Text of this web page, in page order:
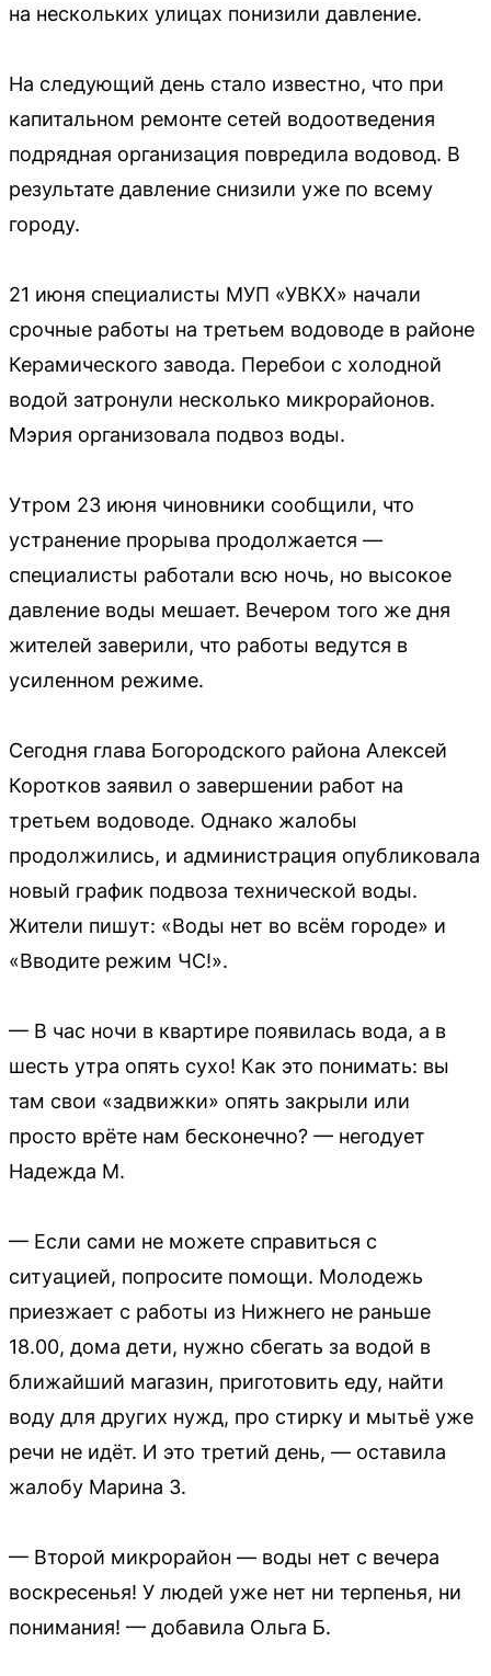
на нескольких улицах понизили давление.
На следующий день стало известно, что при
капитальном ремонте сетей водоотведения
подрядная организация повредила водовод. В
результате давление снизили уже по всему
городу.
21 июня специалисты МУП «УВКХ» начали
срочные работы на третьем водоводе в районе
Керамического завода. Перебои с холодной
водой затронули несколько микрорайонов.
Мэрия организовала подвоз воды.
Утром 23 июня чиновники сообщили, что
устранение прорыва продолжается —
специалисты работали всю ночь, но высокое
давление воды мешает. Вечером того же дня
жителей заверили, что работы ведутся в
усиленном режиме.
Сегодня глава Богородского района Алексей
Коротков заявил о завершении работ на
третьем водоводе. Однако жалобы
продолжились, и администрация опубликовала
новый график подвоза технической воды.
Жители пишут: «Воды нет во всём городе» и
«Вводите режим ЧС!».
— В час ночи в квартире появилась вода, а в
шесть утра опять сухо! Как это понимать: вы
там свои «задвижки» опять закрыли или
просто врёте нам бесконечно? — негодует
Надежда М.
— Если сами не можете справиться с
ситуацией, попросите помощи. Молодежь
приезжает с работы из Нижнего не раньше
18.00, дома дети, нужно сбегать за водой в
ближайший магазин, приготовить еду, найти
воду для других нужд, про стирку и мытьё уже
речи не идёт. И это третий день, — оставила
жалобу Марина З.
— Второй микрорайон — воды нет с вечера
воскресенья! У людей уже нет ни терпенья, ни
понимания! — добавила Ольга Б.